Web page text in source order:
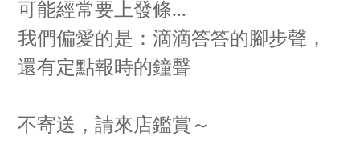
可能經常要上發條...
我們偏愛的是：滴滴答答的腳步聲，
還有定點報時的鐘聲
不寄送，請來店鑑賞～